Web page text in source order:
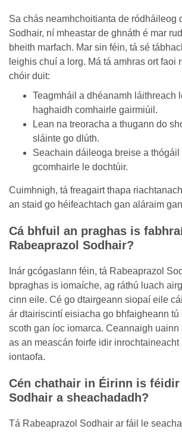
Sa chás neamhchoitianta de ródháileog
Sodhair, ní mheastar de ghnáth é mar
bheith marfach. Mar sin féin, tá sé
leighis chuí a lorg. Má tá amhras ort faoi
chóir duit:
Teagmháil a dhéanamh láithreach
haghaidh comhairle gairmiúil.
Lean na treoracha a thugann do
sláinte go dlúth.
Seachain dáileoga breise a thógáil
gcomhairle le dochtúir.
Cuimhnigh, tá freagairt thapa
an staid go héifeachtach gan aláraim
Cá bhfuil an praghas is
Rabeaprazol Sodhair?
Inár gcógaslann féin, tá Rabeaprazol
bpraghas is iomaíche, ag ráthú luach
cinn eile. Cé go dtairgeann siopaí eile
ár dtairiscintí eisiacha go bhfaigheann tú
scoth gan íoc iomarca. Ceannaigh
as an meascán foirfe idir
iontaofa.
Cén chathair in Éirinn is féidir
Sodhair a sheachadadh?
Tá Rabeaprazol Sodhair ar fáil le